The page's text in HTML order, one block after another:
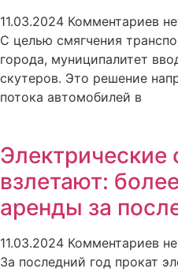
11.03.2024 Комментариев
С целью смягчения
города, муниципалитет
скутеров. Это решение
потока автомобилей в
Электрические
взлетают:
аренды за
11.03.2024 Комментариев
За последний год прокат